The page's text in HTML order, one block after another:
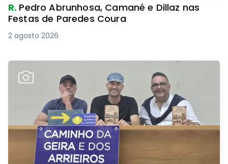
R. Pedro Abrunhosa, Camané e Dillaz nas
Festas de Paredes Coura
2 agosto 2026